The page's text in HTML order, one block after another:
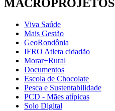
MACROPROJETOS
Viva Saúde
Mais Gestão
GeoRondônia
IFRO Atleta cidadão
Morar+Rural
Documentos
Escola de Chocolate
Pesca e Sustentabilidade
PCD - Mães atípicas
Solo Digital